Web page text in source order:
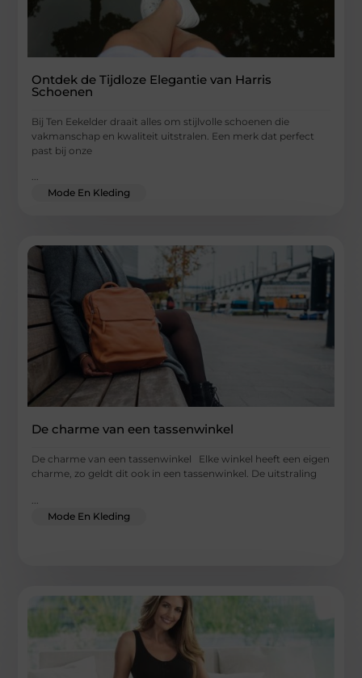
Ontdek de Tijdloze Elegantie van Harris
Schoenen
Bij Ten Eekelder draait alles om stijlvolle schoenen die
vakmanschap en kwaliteit uitstralen. Een merk dat perfect
past bij onze
...
Mode En Kleding
De charme van een tassenwinkel
De charme van een tassenwinkel Elke winkel heeft een eigen
charme, zo geldt dit ook in een tassenwinkel. De uitstraling
Mode En Kleding